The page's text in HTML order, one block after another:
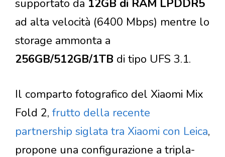
supportato da 12GB di RAM LPDDR5
ad alta velocità (6400 Mbps) mentre lo
storage ammonta a
256GB/512GB/1TB di tipo UFS 3.1.
Il comparto fotografico del Xiaomi Mix
Fold 2, frutto della recente
partnership siglata tra Xiaomi con Leica,
propone una configurazione a tripla-